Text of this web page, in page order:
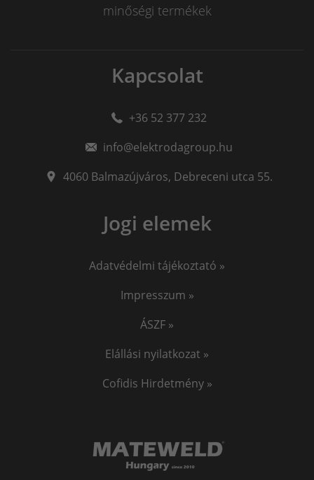
minőségi termékek
Kapcsolat
+36 52 377 232
info@elektrodagroup.hu
4060 Balmazújváros, Debreceni utca 55.
Jogi elemek
Adatvédelmi tájékoztató »
Impresszum »
ÁSZF »
Elállási nyilatkozat »
Cofidis Hirdetmény »